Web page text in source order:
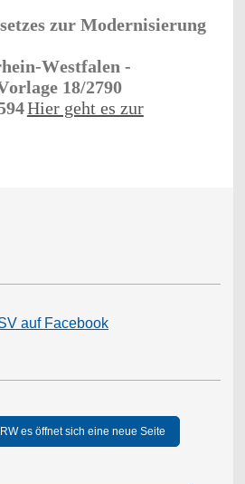
zur Modernisierung
Westfalen -
18/2790
Hier geht es zur
auf Facebook
es öffnet sich eine neue Seite